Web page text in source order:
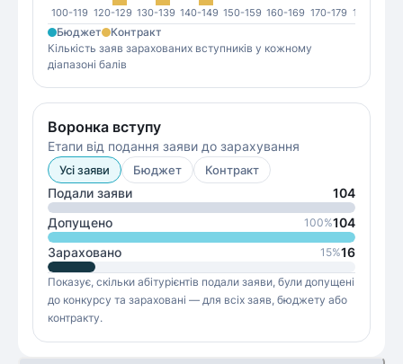
100-119 120-129 130-139 140-149 150-159 160-169 170-179 180-189
Бюджет
Контракт
Кількість заяв зарахованих вступників у кожному
діапазоні балів
Воронка вступу
Етапи від подання заяви до зарахування
Усі заяви Бюджет Контракт
Подали заяви
104
Допущено
100%104
Зараховано
15%16
Показує, скільки абітурієнтів подали заяви, були допущені
до конкурсу та зараховані — для всіх заяв, бюджету або
контракту.